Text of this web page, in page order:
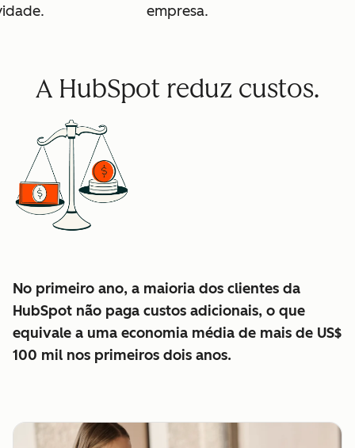
empresa.
A HubSpot reduz custos.
No primeiro ano, a maioria dos clientes da
HubSpot não paga custos adicionais, o que
equivale a uma economia média de mais de US$
100 mil nos primeiros dois anos.